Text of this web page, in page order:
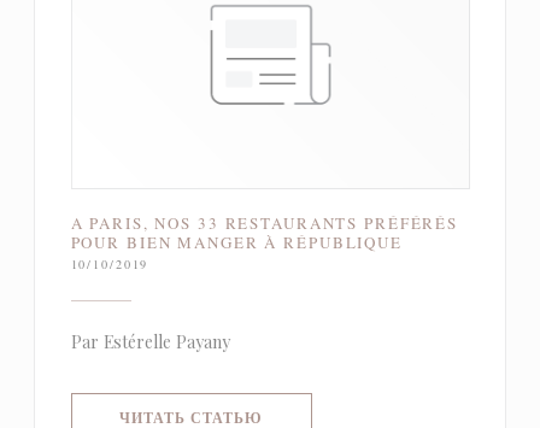
A PARIS, NOS 33 RESTAURANTS PRÉFÉRÉS
POUR BIEN MANGER À RÉPUBLIQUE
10/10/2019
Par Estérelle Payany
ЧИТАТЬ СТАТЬЮ